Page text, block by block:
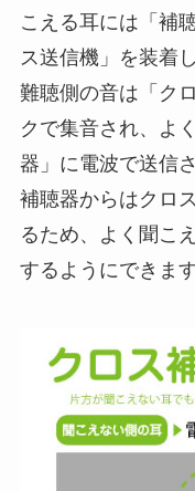
こえる耳には「補
ス送信機」を装着し
難聴側の音は「ク
クで集音され、よ
器」に電波で送信
補聴器からはクロ
るため、よく聞こ
するようにできます